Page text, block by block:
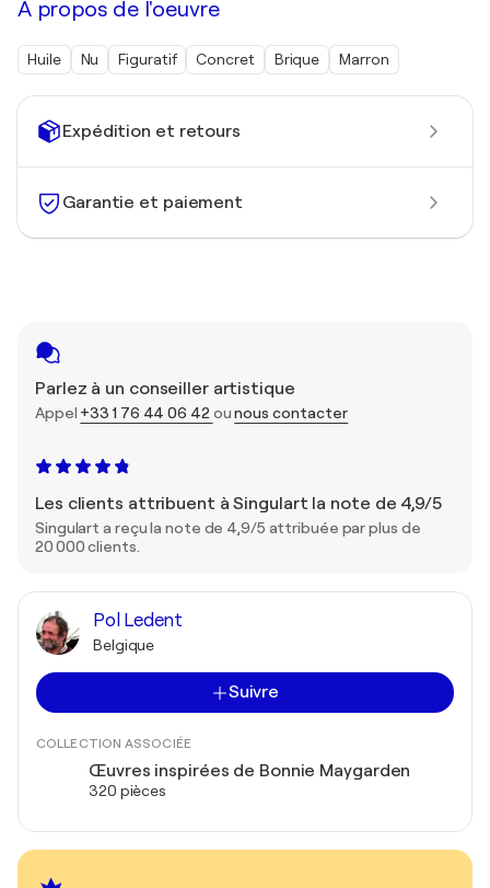
Expédition et retours
Garantie et paiement
Parlez à un conseiller artistique
Appel +33 1 76 44 06 42ounous contacter
Les clients attribuent à Singulart la note de 4,9/5
Singulart a reçu la note de 4,9/5 attribuée par plus de
20 000 clients.
Pol Ledent
Belgique
Suivre
COLLECTION ASSOCIÉE
Œuvres inspirées de Bonnie Maygarden
320 pièces
À propos de l'oeuvre
Huile Nu Figuratif Concret Brique Marron